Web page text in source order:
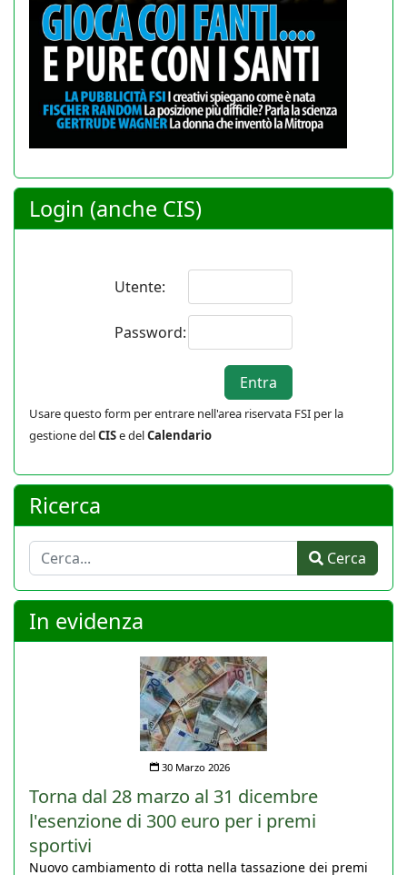
Login (anche CIS)
Utente:
Password:
Usare questo form per entrare nell'area riservata FSI per la
gestione delCISe delCalendario
Ricerca
Cerca Cerca
In evidenza
30 Marzo 2026
Torna dal 28 marzo al 31 dicembre
l'esenzione di 300 euro per i premi
sportivi
Nuovo cambiamento di rotta nella tassazione dei premi